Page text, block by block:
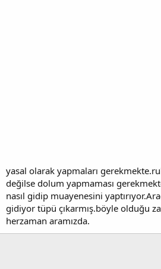
yasal olarak yapmaları
değilse dolum yapmaması
nasıl gidip muayenesini
gidiyor tüpü çıkarmış.böyle olduğu
herzaman aramızda.